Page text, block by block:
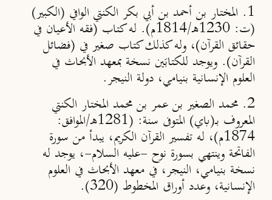
1. المختار بن أحمد بن أبي بكر الكنتي الوافي (الكبير)
(ت: 1230هـ/1814م). له كتاب (فقه الأعيان في
حقائق القرآن)، وله كذلك كتاب صغير في (فضائل
القرآن). ويوجد للكتابَين نسخة بمعهد الأبحاث في
العلوم الإنسانية بنيامي، دولة النيجر.
2. محمد الصغير بن عمر بن محمد المختار الكنتي
المعروف بــ(باي) المتوفى سنة: (1281هـ/الموافق:
1874م)، له تفسير القرآن الكريم، يبدأ من سورة
الفاتحة وينتهي بسورة نوح -عليه السلام-، يوجد له
نسخة بنيامي، النيجر، في معهد الأبحاث في العلوم
الإنسانية، وعدد أوراق المخطوط (320).